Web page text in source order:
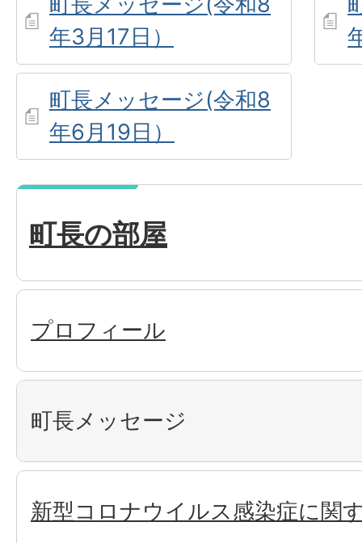
年3月17日）
町長メッセージ(令和8
年6月19日）
町長の部屋
プロフィール
町長メッセージ
新型コロナウイルス感染症に関